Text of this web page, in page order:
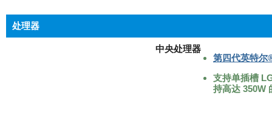
处理器
中央处理器
第四代英特尔
支持单插槽
持高达 350W